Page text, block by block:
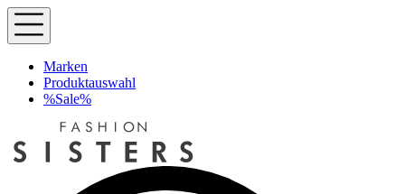
Marken
Produktauswahl
%Sale%